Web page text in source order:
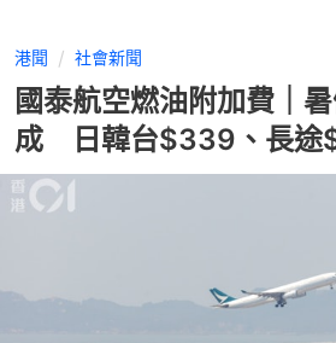
港聞 社會新聞
國泰航空燃油附加費｜
成 日韓台$339、長途